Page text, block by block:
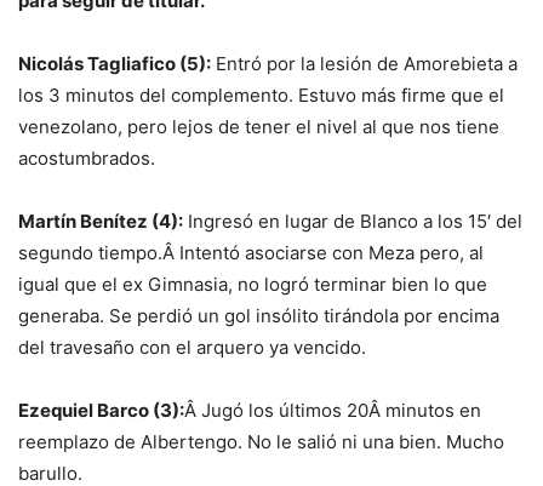
Nicolás Tagliafico (5): Entró por la lesión de Amorebieta a
los 3 minutos del complemento. Estuvo más firme que el
venezolano, pero lejos de tener el nivel al que nos tiene
acostumbrados.
Martín Benítez (4): Ingresó en lugar de Blanco a los 15′ del
segundo tiempo.Â Intentó asociarse con Meza pero, al
igual que el ex Gimnasia, no logró terminar bien lo que
generaba. Se perdió un gol insólito tirándola por encima
del travesaño con el arquero ya vencido.
Ezequiel Barco (3):Â Jugó los últimos 20Â minutos en
reemplazo de Albertengo. No le salió ni una bien. Mucho
barullo.